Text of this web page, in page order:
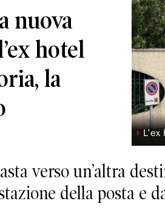
nuova
hotel
la
◗
verso un’altra
della posta e